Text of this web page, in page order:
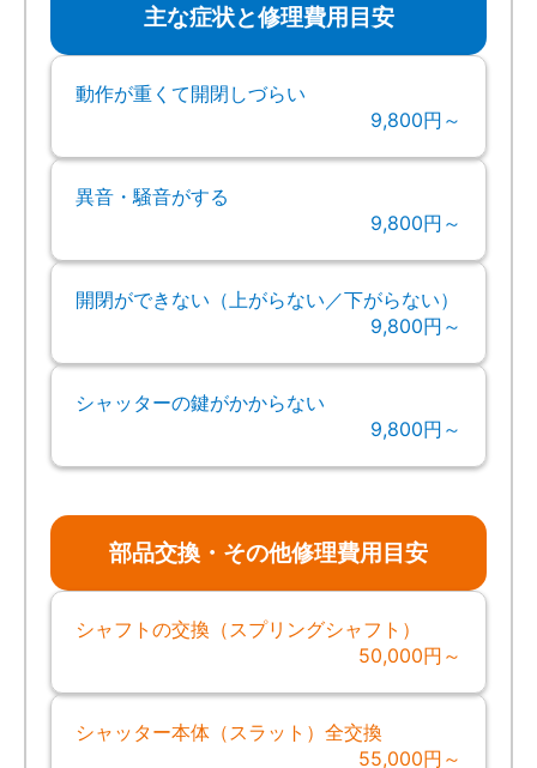
主な症状と修理費用目安
動作が重くて開閉しづらい
9,800円～
異音・騒音がする
9,800円～
開閉ができない（上がらない／下がらない）
9,800円～
シャッターの鍵がかからない
9,800円～
部品交換・その他修理費用目安
シャフトの交換（スプリングシャフト）
50,000円～
シャッター本体（スラット）全交換
55,000円～